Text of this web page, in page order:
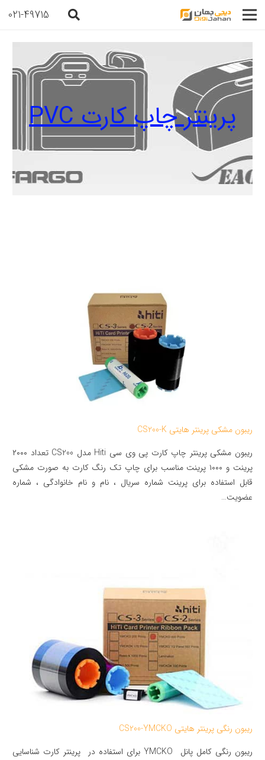
021-49715
پرینتر چاپ کارت PVC
ریبون مشکی پرینتر هایتی CS200-K
ریبون مشکی پرینتر چاپ کارت پی وی سی Hiti مدل CS200 تعداد ۲۰۰۰
پرینت و ۱۰۰۰ پرینت مناسب برای چاپ تک رنگ کارت به صورت مشکی
قابل استفاده برای پرینت شماره سریال ، نام و نام خانوادگی ، شماره
عضویت…
ریبون رنگی پرینتر هایتی CS200-YMCKO
ریبون رنگی کامل پانل YMCKO برای استفاده در پرینتر کارت شناسایی